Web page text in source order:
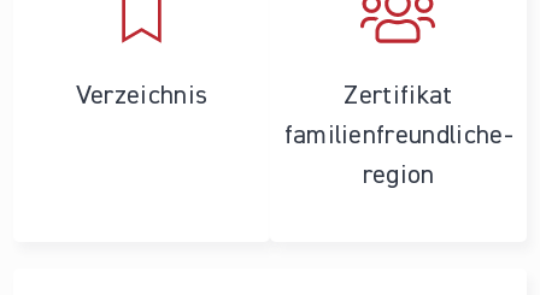
Verzeichnis
Zertifikat
familienfreundliche­
region